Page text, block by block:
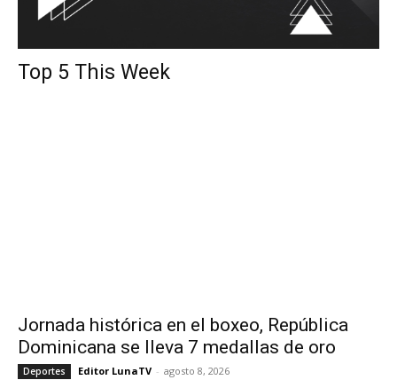
Top 5 This Week
Jornada histórica en el boxeo, República
Dominicana se lleva 7 medallas de oro
Deportes Editor LunaTV - agosto 8, 2026